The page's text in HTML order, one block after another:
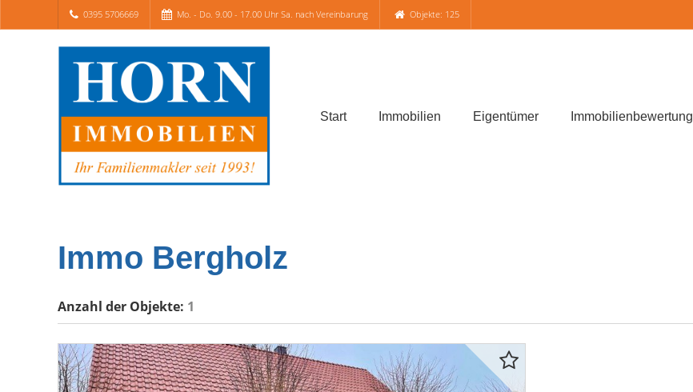
0395 5706669 Mo. - Do. 9.00 - 17.00 Uhr Sa. nach Vereinbarung Objekte: 125
Start Immobilien Eigentümer Immobilienbewertung
Immo Bergholz
Anzahl der Objekte: 1